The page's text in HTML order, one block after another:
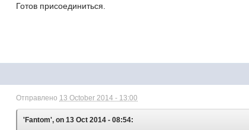
Готов присоединиться.
Отправлено 13 October 2014 - 13:00
'Fantom', on 13 Oct 2014 - 08:54: